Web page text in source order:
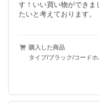
す！いい買い物ができま
たいと考えております。
購入した商品
タイプ/ブラック/コード